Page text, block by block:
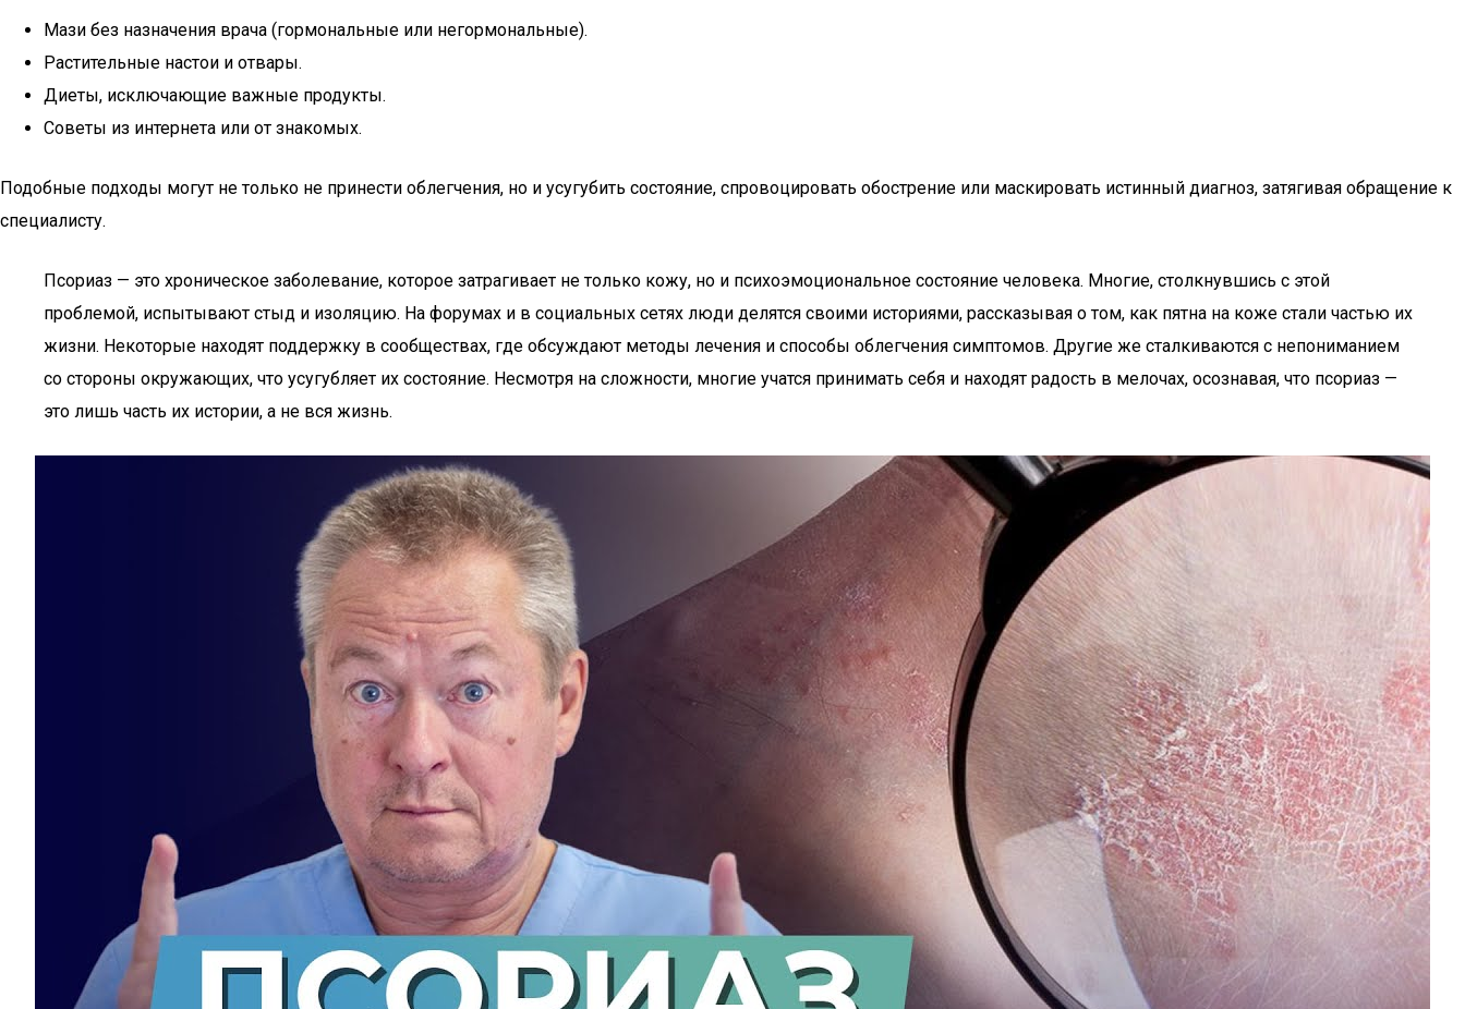
Мази без назначения врача (гормональные или негормональные).
Растительные настои и отвары.
Диеты, исключающие важные продукты.
Советы из интернета или от знакомых.
Подобные подходы могут не только не принести облегчения, но и усугубить состояние, спровоцировать обострение или маскировать истинный диагноз, затягивая обращение к
специалисту.
Псориаз — это хроническое заболевание, которое затрагивает не только кожу, но и психоэмоциональное состояние человека. Многие, столкнувшись с этой
проблемой, испытывают стыд и изоляцию. На форумах и в социальных сетях люди делятся своими историями, рассказывая о том, как пятна на коже стали частью их
жизни. Некоторые находят поддержку в сообществах, где обсуждают методы лечения и способы облегчения симптомов. Другие же сталкиваются с непониманием
со стороны окружающих, что усугубляет их состояние. Несмотря на сложности, многие учатся принимать себя и находят радость в мелочах, осознавая, что псориаз —
это лишь часть их истории, а не вся жизнь.